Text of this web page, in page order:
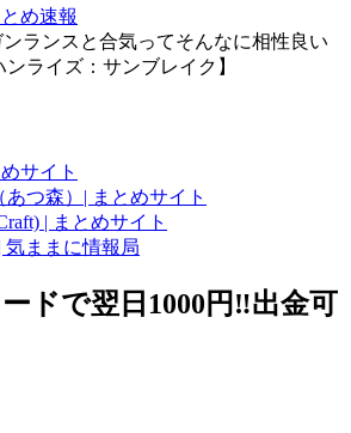
め速報
ンランスと合気ってそんなに相性良い
ライズ：サンブレイク】
サイト
つ森）| まとめサイト
| まとめサイト
気ままに情報局
ドで翌日1000円‼️出金可